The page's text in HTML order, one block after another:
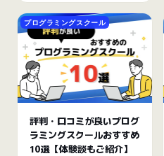
プログラミングスクール
評判・口コミが良いプログ
ラミングスクールおすすめ
10選【体験談もご紹介】